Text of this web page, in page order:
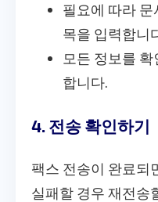
필요에 따라
목을 입력합니
모든 정보를
합니다.
4. 전송 확인하기
팩스 전송이 완료되
실패할 경우 재전송